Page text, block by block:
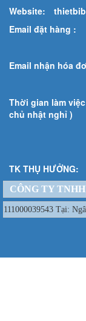
Website:
Email đặt hàng :
Email nhận hóa
Thời gian làm
chủ nhật nghỉ )
Làm từ
TK THỤ HƯỞNG:
CÔNG TY
111000039543 Tại: